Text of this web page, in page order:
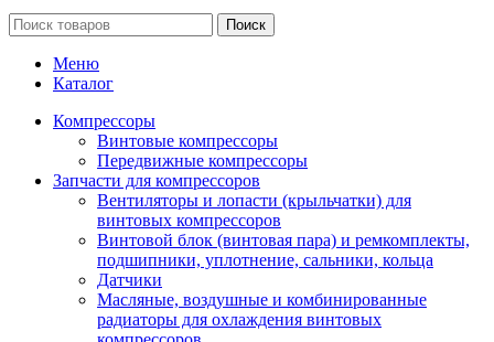
Поиск
Меню
Каталог
Компрессоры
Винтовые компрессоры
Передвижные компрессоры
Запчасти для компрессоров
Вентиляторы и лопасти (крыльчатки) для
винтовых компрессоров
Винтовой блок (винтовая пара) и ремкомплекты,
подшипники, уплотнение, сальники, кольца
Датчики
Масляные, воздушные и комбинированные
радиаторы для охлаждения винтовых